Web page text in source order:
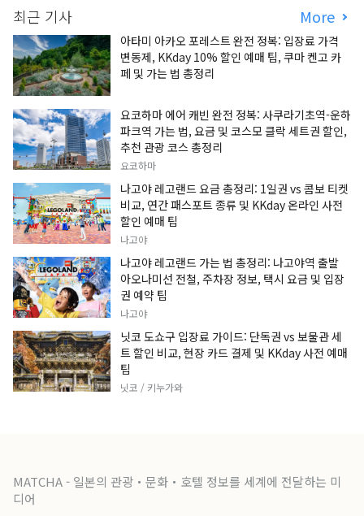
최근 기사 More
아타미 아카오 포레스트 완전 정복: 입장료 가격
변동제, KKday 10% 할인 예매 팁, 쿠마 켄고 카
페 및 가는 법 총정리
요코하마 에어 캐빈 완전 정복: 사쿠라기초역-운하
파크역 가는 법, 요금 및 코스모 클락 세트권 할인,
추천 관광 코스 총정리
요코하마
나고야 레고랜드 요금 총정리: 1일권 vs 콤보 티켓
비교, 연간 패스포트 종류 및 KKday 온라인 사전
할인 예매 팁
나고야
나고야 레고랜드 가는 법 총정리: 나고야역 출발
아오나미선 전철, 주차장 정보, 택시 요금 및 입장
권 예약 팁
나고야
닛코 도쇼구 입장료 가이드: 단독권 vs 보물관 세
트 할인 비교, 현장 카드 결제 및 KKday 사전 예매
팁
닛코 / 키누가와
MATCHA - 일본의 관광・문화・호텔 정보를 세계에 전달하는 미
디어